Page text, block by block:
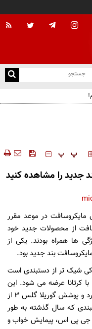
‍‍‍ پ پ
جدید را مشاهده کنید
مایکروسافت در موعد مقرر
از محصولات جدید خود
ها همراه بودند. یکی از
بند جدید بود.
شیک تر از دستبندی است
کرتانا عرضه می شود. این
دستبند یک صفحه خمیده OLED لمسی دارد و پوشش گوریلا گلس ۳ از
که سال گذشته به طور
جی پی اس، پیمایش خواب و